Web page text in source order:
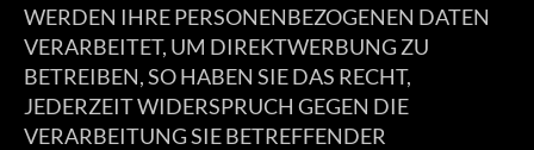
WERDEN IHRE PERSONENBEZOGENEN DATEN
VERARBEITET, UM DIREKTWERBUNG ZU
BETREIBEN, SO HABEN SIE DAS RECHT,
JEDERZEIT WIDERSPRUCH GEGEN DIE
VERARBEITUNG SIE BETREFFENDER